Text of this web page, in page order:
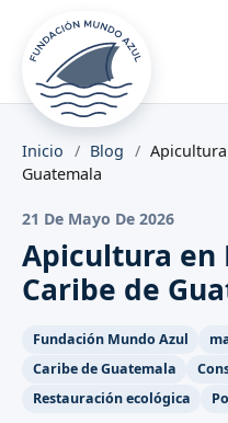
Inicio / Blog /
Guatemala
21 De Mayo De 2026
Apicultura en
Caribe de
Fundación Mundo Azul
Caribe de Guatemala
Restauración ecológica